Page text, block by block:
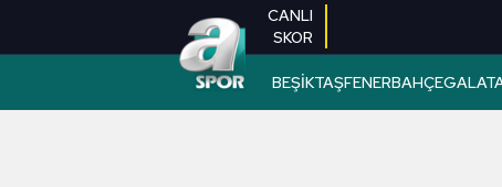
CANLI
SKOR
BEŞİKTAŞFENERBAHÇE